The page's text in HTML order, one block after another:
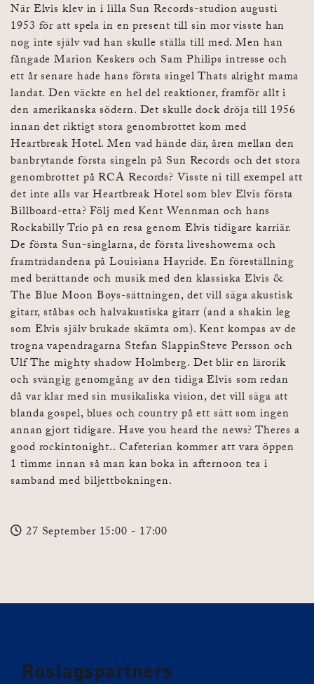
När Elvis klev in i lilla Sun Records-studion augusti
1953 för att spela in en present till sin mor visste han
nog inte själv vad han skulle ställa till med. Men han
fångade Marion Keskers och Sam Philips intresse och
ett år senare hade hans första singel Thats alright mama
landat. Den väckte en hel del reaktioner, framför allt i
den amerikanska södern. Det skulle dock dröja till 1956
innan det riktigt stora genombrottet kom med
Heartbreak Hotel. Men vad hände där, åren mellan den
banbrytande första singeln på Sun Records och det stora
genombrottet på RCA Records? Visste ni till exempel att
det inte alls var Heartbreak Hotel som blev Elvis första
Billboard-etta? Följ med Kent Wennman och hans
Rockabilly Trio på en resa genom Elvis tidigare karriär.
De första Sun-singlarna, de första liveshowerna och
framträdandena på Louisiana Hayride. En föreställning
med berättande och musik med den klassiska Elvis &
The Blue Moon Boys-sättningen, det vill säga akustisk
gitarr, ståbas och halvakustiska gitarr (and a shakin leg
som Elvis själv brukade skämta om). Kent kompas av de
trogna vapendragarna Stefan SlappinSteve Persson och
Ulf The mighty shadow Holmberg. Det blir en lärorik
och svängig genomgång av den tidiga Elvis som redan
då var klar med sin musikaliska vision, det vill säga att
blanda gospel, blues och country på ett sätt som ingen
annan gjort tidigare. Have you heard the news? Theres a
good rockintonight.. Cafeterian kommer att vara öppen
1 timme innan så man kan boka in afternoon tea i
samband med biljettbokningen.
27 September 15:00 - 17:00
Roslagspartners